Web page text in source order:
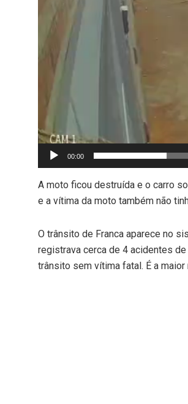
00:00
A moto ficou destruída e o carro
e a vítima da moto também não
O trânsito de Franca aparece no
registrava cerca de 4 acidentes
trânsito sem vítima fatal. É a